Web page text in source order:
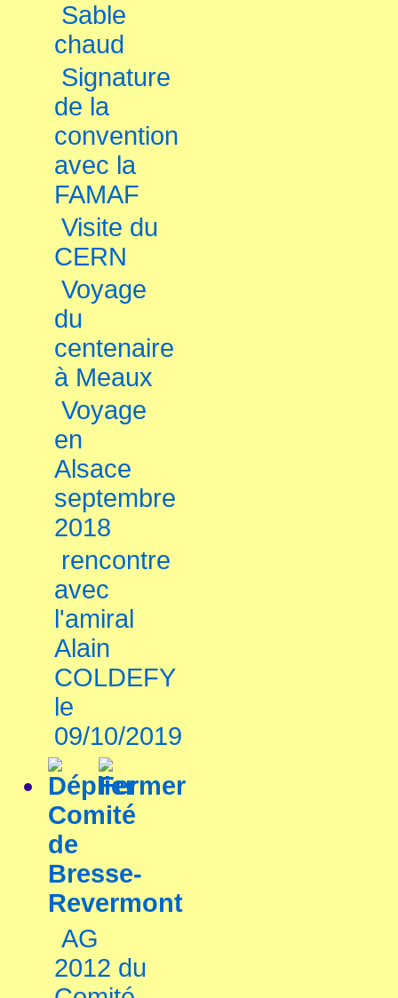
Sable
chaud
Signature
de la
convention
avec la
FAMAF
Visite du
CERN
Voyage
du
centenaire
à Meaux
Voyage
en
Alsace
septembre
2018
rencontre
avec
l'amiral
Alain
COLDEFY
le
09/10/2019
Comité
de
Bresse-
Revermont
AG
2012 du